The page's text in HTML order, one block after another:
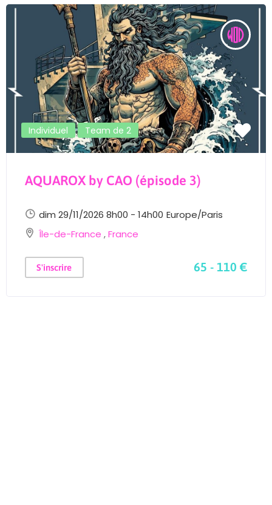
Individuel Team de 2
AQUAROX by CAO (épisode 3)
dim 29/11/2026 8h00 - 14h00 Europe/Paris
Île-de-France ,France
S'inscrire 65 - 110 €